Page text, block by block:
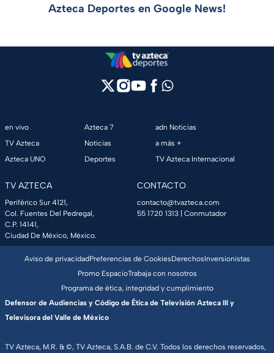
Azteca Deportes en Google News!
en vivo
TV Azteca
Azteca UNO
Azteca 7
Noticias
Deportes
adn Noticias
a más +
TV Azteca Internacional
TV AZTECA
Periférico Sur 4121,
Col. Fuentes Del Pedregal,
C.P. 14141,
Ciudad De México, México.
CONTACTO
contacto@tvazteca.com
55 1720 1313 | Conmutador
TV Azteca, M.R. & ©, TV Azteca, S.A.B. de C.V. Todos los derechos reservados,
Aviso de privacidadPreferencias de CookiesDerechosInversionistas
Promo EspacioTrabaja con nosotros
Programa de ética, integridad y cumplimiento
Defensor de Audiencias y Código de Ética de Televisión Azteca III y
Televisora del Valle de México